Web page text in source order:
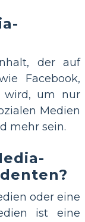
der auf
Facebook,
wird, um nur
Medien
mehr sein.
oder eine
ist eine